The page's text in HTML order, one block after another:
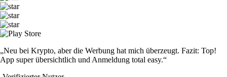
„Neu bei Krypto, aber die Werbung hat mich überzeugt. Fazit: Top!
App super übersichtlich und Anmeldung total easy.“